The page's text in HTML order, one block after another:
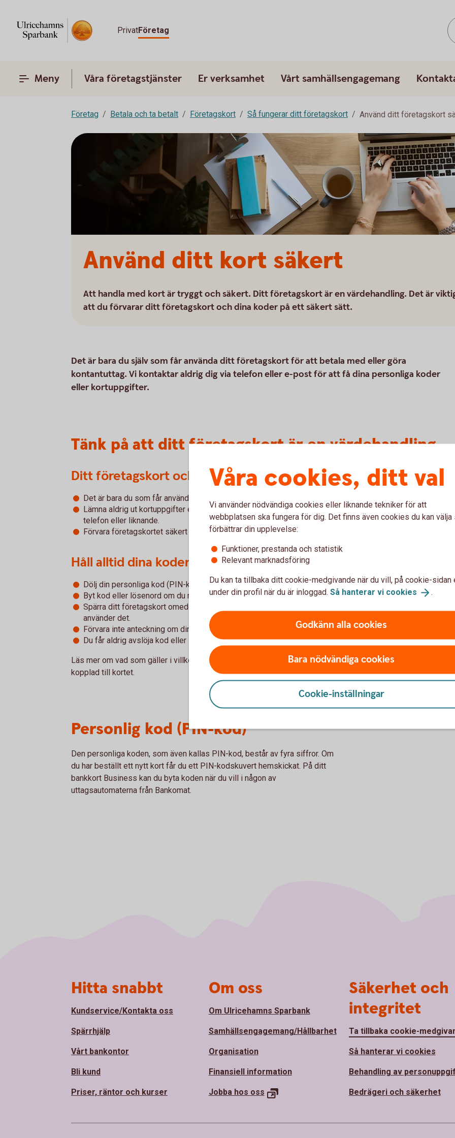
PrivatFöretag
Meny Våra företagstjänster Er verksamhet Vårt samhällsengagemang
Företag Betala och ta betalt Företagskort Så fungerar ditt företagskort Använd ditt företagskort
Använd ditt kort säkert
Att handla med kort är tryggt och säkert. Ditt företagskort är en värdehandling. Det är
att du förvarar ditt företagskort och dina koder på ett säkert sätt.
Det är bara du själv som får använda ditt företagskort för att betala med eller göra
kontantuttag. Vi kontaktar aldrig dig via telefon eller e-post för att få dina personliga koder
eller kortuppgifter.
Tänk på att ditt företagskort är en värdehandling
Ditt företagskort och dina koder är personliga
Det är bara du som får använda ditt företagskort vid kortbetalning och kontantuttag.
Lämna aldrig ut kortuppgifter eller koder via e-post, Facebook, om du blir uppringd via
telefon eller liknande.
Förvara företagskortet säkert och under uppsikt.
Håll alltid dina koder och lösenord hemliga
Dölj din personliga kod (PIN-kod och lösenord) när du anger den.
Byt kod eller lösenord om du misstänker att någon fått veta koden eller lösenordet.
Spärra ditt företagskort omedelbart om du förlorat det eller misstänker att någon
använder det.
Förvara inte anteckning om din kod tillsammans med ditt kort.
Du får aldrig avslöja kod eller lösenord för någon.
Läs mer om vad som gäller i villkoren för ditt företagskort och för respektive tjänst
kopplad till kortet.
Personlig kod (PIN-kod)
Den personliga koden, som även kallas PIN-kod, består av fyra siffror. Om
du har beställt ett nytt kort får du ett PIN-kodskuvert hemskickat. På ditt
bankkort Business kan du byta koden när du vill i någon av
uttagsautomaterna från Bankomat.
Våra cookies, ditt val
Vi använder nödvändiga cookies eller liknande tekniker för att
webbplatsen ska fungera för dig. Det finns även cookies du kan välja
förbättrar din upplevelse:
Funktioner, prestanda och statistik
Relevant marknadsföring
Du kan ta tillbaka ditt cookie-medgivande när du vill, på cookie-sidan
under din profil när du är inloggad. Så hanterar vi cookies .
Godkänn alla cookies
Bara nödvändiga cookies
Cookie-inställningar
Hitta snabbt
Kundservice/Kontakta oss
Spärrhjälp
Vårt bankontor
Bli kund
Priser, räntor och kurser
Om oss
Om Ulricehamns Sparbank
Samhällsengagemang/Hållbarhet
Organisation
Finansiell information
Jobba hos oss
Säkerhet och
integritet
Ta tillbaka cookie-
Så hanterar vi cookies
Behandling av
Bedrägeri och säkerhet